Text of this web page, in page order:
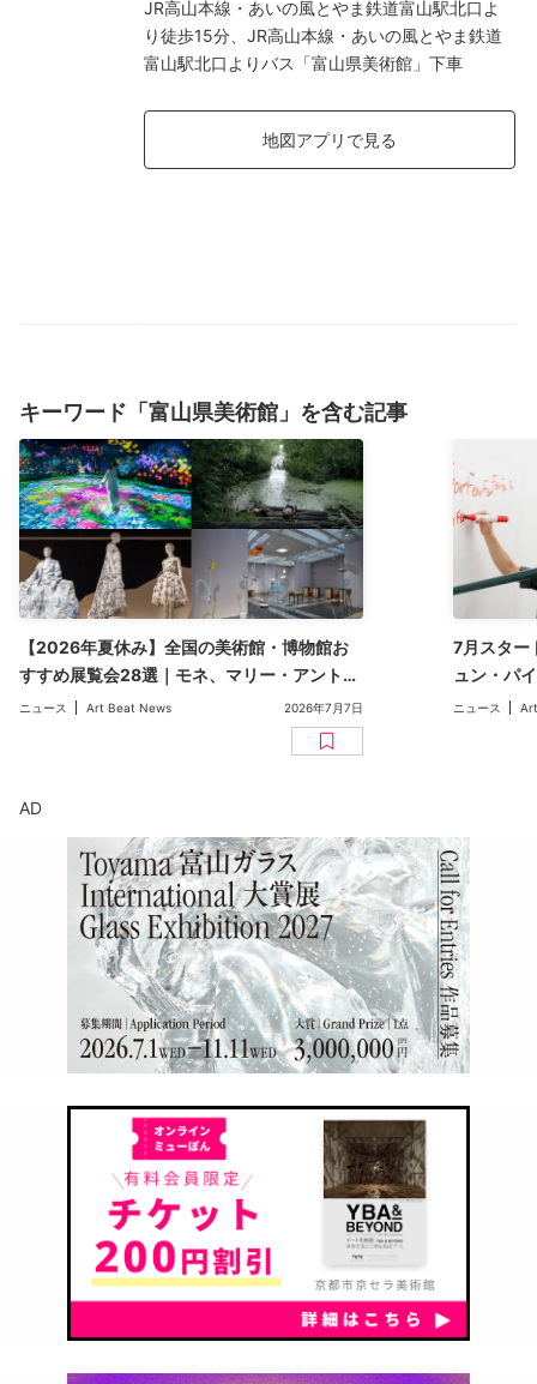
JR高山本線・あいの風とやま鉄道富山駅北口よ
り徒歩15分、JR高山本線・あいの風とやま鉄道
富山駅北口よりバス「富山県美術館」下車
地図アプリで見る
キーワード「富山県美術館」を含む記事
【2026年夏休み】全国の美術館・博物館お
すすめ展覧会28選｜モネ、マリー・アントワ
ネットから、ジブリ、ヒロシマ賞展まで
ニュース Art Beat News 2026年7月7日
7月スター
ュン・パ
など【
ニュース
AD